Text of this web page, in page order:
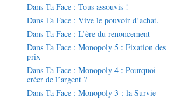
Dans Ta Face : Tous assouvis !
Dans Ta Face : Vive le pouvoir d’achat.
Dans Ta Face : L’ère du renoncement
Dans Ta Face : Monopoly 5 : Fixation des
prix
Dans Ta Face : Monopoly 4 : Pourquoi
créer de l’argent ?
Dans Ta Face : Monopoly 3 : la Survie